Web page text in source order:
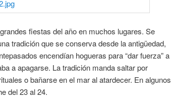
fiestas del año en muchos lugares. Se
tradición que se conserva desde la antigüedad,
encendían hogueras para “dar fuerza” a
a apagarse. La tradición manda saltar por
o bañarse en el mar al atardecer. En algunos
del 23 al 24.